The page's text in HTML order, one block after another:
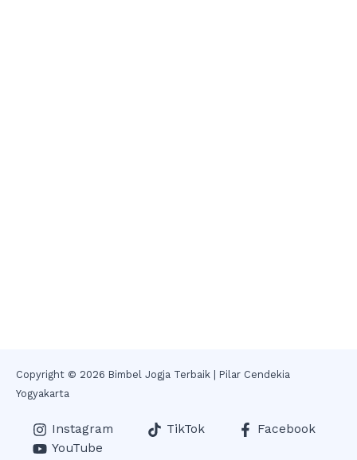
Copyright © 2026 Bimbel Jogja Terbaik | Pilar Cendekia
Yogyakarta
Instagram TikTok
Facebook
YouTube